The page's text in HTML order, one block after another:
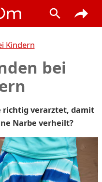
Kindern
bei
richtig verarztet, damit
Narbe verheilt?